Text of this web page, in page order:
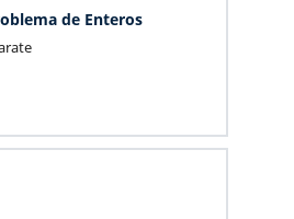
de Enteros